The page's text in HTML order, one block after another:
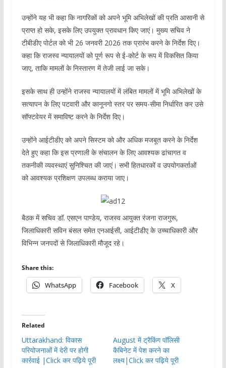
उन्होंने यह भी कहा कि नागरिकों को अपने भूमि अभिलेखों की प्रति आसानी से
प्राप्त हो सके, इसके लिए उपयुक्त प्रावधान किए जाएं। मुख्य सचिव ने
टीबीडीए पोर्टल को भी 26 जनवरी 2026 तक प्रारंभ करने के निर्देश दिए।
कहा कि राजस्व न्यायालयों को पूर्ण रूप से ई-कोर्ट के रूप में विकसित किया
जाए, ताकि मामलों के निस्तारण में तेजी लाई जा सके।
इसके साथ ही उन्होंने राजस्व न्यायालयों में लंबित मामलों में भूमि अभिलेखों के
सत्यापन के लिए पटवारी और कानूनगो स्तर पर समय-सीमा निर्धारित कर उसे
सॉफ्टवेयर में समाविष्ट करने के निर्देश दिए।
उन्होंने आईटीडीए को अपने सिस्टम को और अधिक मजबूत करने के निर्देश
देते हुए कहा कि इस प्रणाली के संचालन के लिए आवश्यक ढांचागत व
तकनीकी व्यवस्थाएं सुनिश्चित की जाएं। सभी हितधारकों व उपयोगकर्ताओं
को आवश्यक प्रशिक्षण उपलब्ध कराया जाए।
बैठक में सचिव डॉ. एसएन पाण्डेय, राजस्व आयुक्त रंजना राजगुरू,
जिलाधिकारी सविन बंसल समेत एनआईसी, आईटीडीए के उच्चाधिकारी और
विभिन्न जनपदों से जिलाधिकारी मौजूद रहे।
Share this:
WhatsApp Facebook X
Related
Uttarakhand: विकास
परियोजनाओं में देरी पर होगी
कार्रवाई |Click कर पढ़िये पूरी
August में ट्रैकिंग पॉलिसी
कैबिनेट में पेश करने का
लक्ष्य|Click कर पढ़िये पूरी